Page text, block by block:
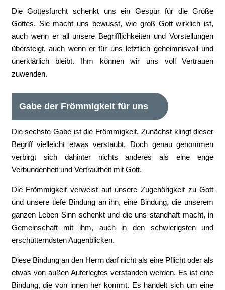
Die Gottesfurcht schenkt uns ein Gespür für die Größe
Gottes. Sie macht uns bewusst, wie groß Gott wirklich ist,
auch wenn er all unsere Begrifflichkeiten und Vorstellungen
übersteigt, auch wenn er für uns letztlich geheimnisvoll und
unerklärlich bleibt. Ihm können wir uns voll Vertrauen
zuwenden.
Gabe der Frömmigkeit für uns
Die sechste Gabe ist die Frömmigkeit. Zunächst klingt dieser
Begriff vielleicht etwas verstaubt. Doch genau genommen
verbirgt sich dahinter nichts anderes als eine enge
Verbundenheit und Vertrautheit mit Gott.
Die Frömmigkeit verweist auf unsere Zugehörigkeit zu Gott
und unsere tiefe Bindung an ihn, eine Bindung, die unserem
ganzen Leben Sinn schenkt und die uns standhaft macht, in
Gemeinschaft mit ihm, auch in den schwierigsten und
erschütterndsten Augenblicken.
Diese Bindung an den Herrn darf nicht als eine Pflicht oder als
etwas von außen Auferlegtes verstanden werden. Es ist eine
Bindung, die von innen her kommt. Es handelt sich um eine